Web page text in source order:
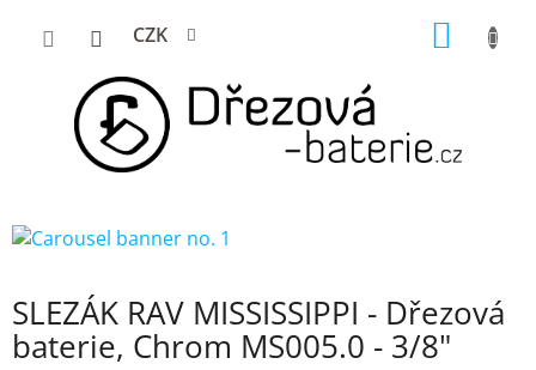
CZK
SLEZÁK RAV MISSISSIPPI - Dřezová
baterie, Chrom MS005.0 - 3/8"